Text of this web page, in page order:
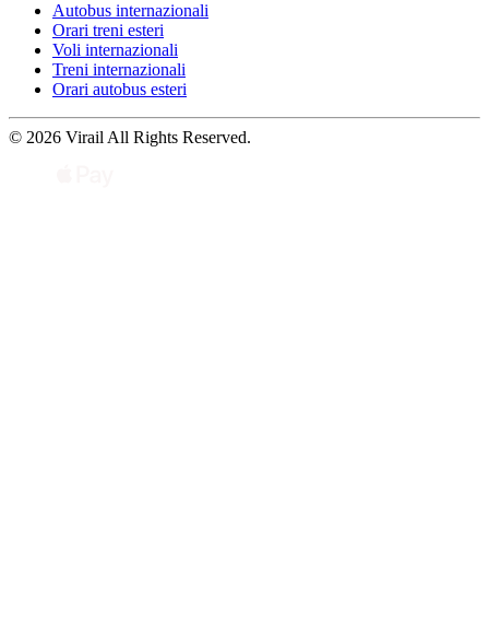
Autobus internazionali
Orari treni esteri
Voli internazionali
Treni internazionali
Orari autobus esteri
© 2026 Virail All Rights Reserved.